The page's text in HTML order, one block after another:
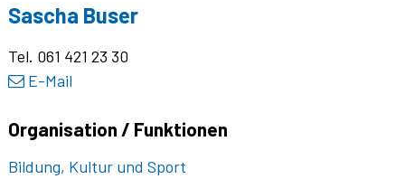
Sascha Buser
Tel. 061 421 23 30
E-Mail
Organisation / Funktionen
Bildung, Kultur und Sport